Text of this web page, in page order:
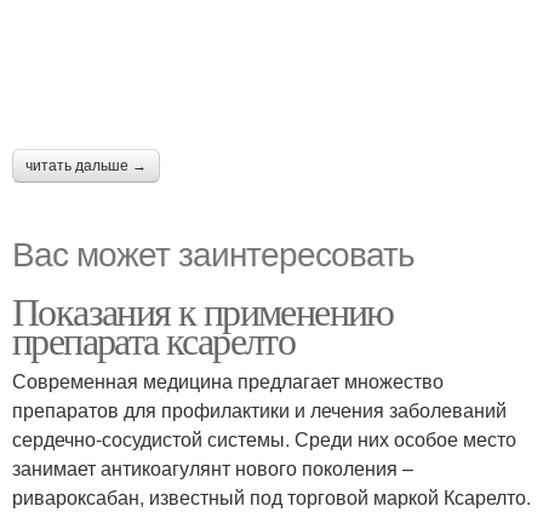
читать дальше →
Вас может заинтересовать
Показания к применению
препарата ксарелто
Современная медицина предлагает множество
препаратов для профилактики и лечения заболеваний
сердечно-сосудистой системы. Среди них особое место
занимает антикоагулянт нового поколения –
ривароксабан, известный под торговой маркой Ксарелто.